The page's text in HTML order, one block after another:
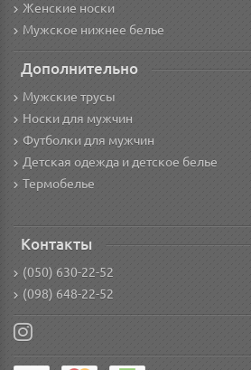
Женские носки
Мужское нижнее белье
Дополнительно
Мужские трусы
Носки для мужчин
Футболки для мужчин
Детская одежда и детское белье
Термобелье
Контакты
(050) 630-22-52
(098) 648-22-52